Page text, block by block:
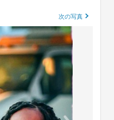
次の写真